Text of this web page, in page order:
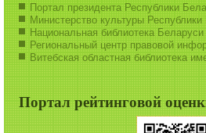
Портал президента Республики
Министерство культуры
Национальная библиотека Беларуси
Региональный центр правовой
Витебская областная библиотека
Портал рейтинговой